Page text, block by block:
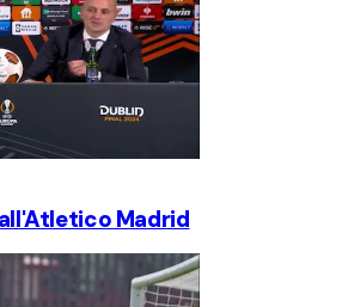
Madrid